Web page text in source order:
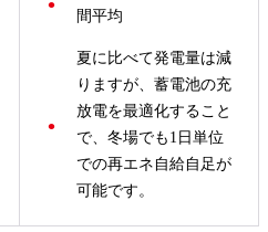
間平均
夏に比べて発電量は減
りますが、蓄電池の充
放電を最適化すること
で、冬場でも1日単位
での再エネ自給自足が
可能です。